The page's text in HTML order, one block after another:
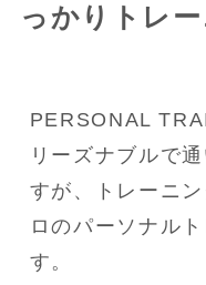
っかりトレ
PERSONAL
リーズナブルで
すが、トレーニ
ロのパーソナル
す。